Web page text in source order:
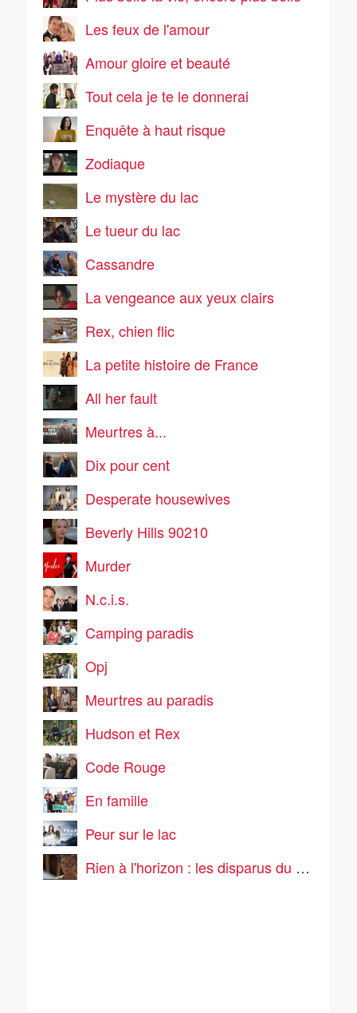
Les feux de l'amour
Amour gloire et beauté
Tout cela je te le donnerai
Enquête à haut risque
Zodiaque
Le mystère du lac
Le tueur du lac
Cassandre
La vengeance aux yeux clairs
Rex, chien flic
La petite histoire de France
All her fault
Meurtres à...
Dix pour cent
Desperate housewives
Beverly Hills 90210
Murder
N.c.i.s.
Camping paradis
Opj
Meurtres au paradis
Hudson et Rex
Code Rouge
En famille
Peur sur le lac
Rien à l'horizon : les disparus du vol 281